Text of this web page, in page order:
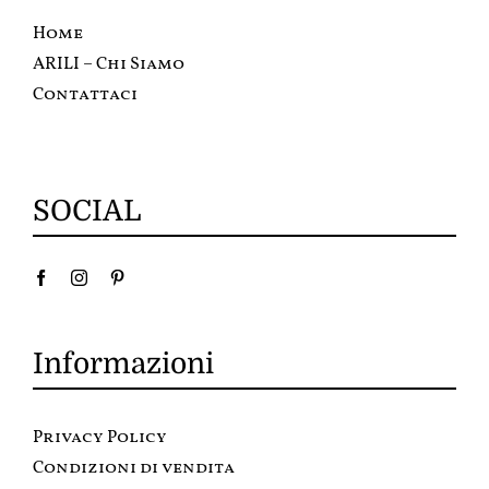
Home
ARILI – Chi Siamo
Contattaci
SOCIAL
Informazioni
Privacy Policy
Condizioni di vendita